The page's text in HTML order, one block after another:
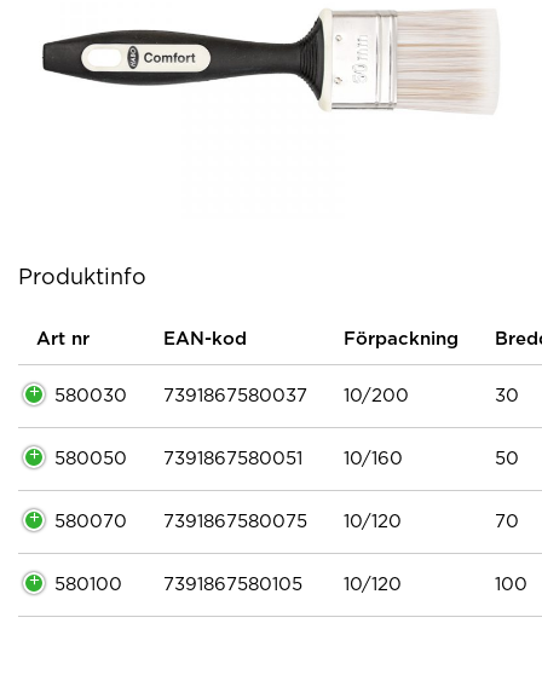
Produktinfo
Art nr EAN-kod Förpackning
580030 7391867580037 10/200 30
580050 7391867580051 10/160 50
580070 7391867580075 10/120 70
580100 7391867580105 10/120 100